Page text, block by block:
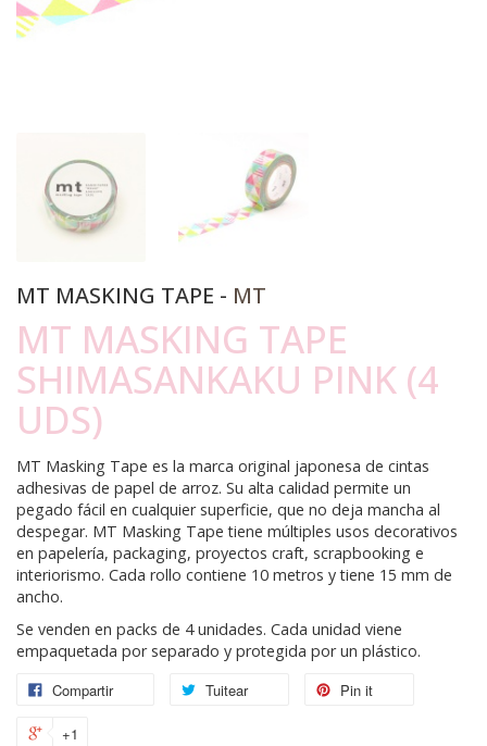
MT MASKING TAPE - MT
MT MASKING TAPE
SHIMASANKAKU PINK (4
UDS)
MT Masking Tape es la marca original japonesa de cintas
adhesivas de papel de arroz. Su alta calidad permite un
pegado fácil en cualquier superficie, que no deja mancha al
despegar. MT Masking Tape tiene múltiples usos decorativos
en papelería, packaging, proyectos craft, scrapbooking e
interiorismo. Cada rollo contiene 10 metros y tiene 15 mm de
ancho.
Se venden en packs de 4 unidades. Cada unidad viene
empaquetada por separado y protegida por un plástico.
Compartir
Tuitear Pin it
+1